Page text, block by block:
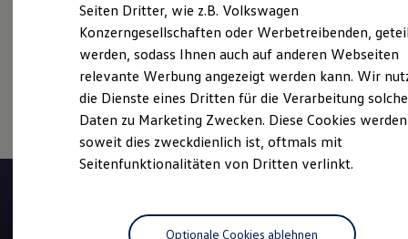
ID. Software Versionen und Updates
Digitale Extras
Schnittstellen zu Ihrem ID.
Hybridautos
Marke und Erlebnis
Volkswagen R und R Experience
R-Modelle
Driving Experience
Volkswagen entdecken
Lifestyle Shop
T-Roc Kollektion
Gebrauchtwagen
Service
Online-Fahrzeugbewertung
Seiten Dritter, wie z.B. Volkswagen
Konzerngesellschaften oder Werbetreibenden,
werden, sodass Ihnen auch auf anderen Webseiten
relevante Werbung angezeigt werden kann. Wir
die Dienste eines Dritten für die Verarbeitung
Daten zu Marketing Zwecken. Diese Cookies
soweit dies zweckdienlich ist, oftmals mit
Seitenfunktionalitäten von Dritten verlinkt.
Optionale Cookies ablehnen